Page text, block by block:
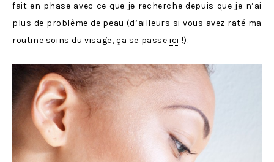
fait en phase avec ce que je recherche depuis que je n’ai
plus de problème de peau (d’ailleurs si vous avez raté ma
routine soins du visage, ça se passeici !).